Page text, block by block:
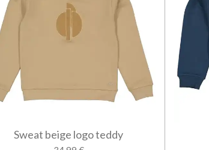
Sweat beige logo teddy